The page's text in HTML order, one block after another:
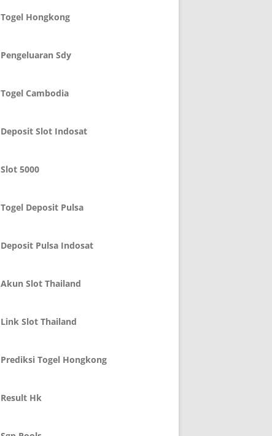
Togel Hongkong
Pengeluaran Sdy
Togel Cambodia
Deposit Slot Indosat
Slot 5000
Togel Deposit Pulsa
Deposit Pulsa Indosat
Akun Slot Thailand
Link Slot Thailand
Prediksi Togel Hongkong
Result Hk